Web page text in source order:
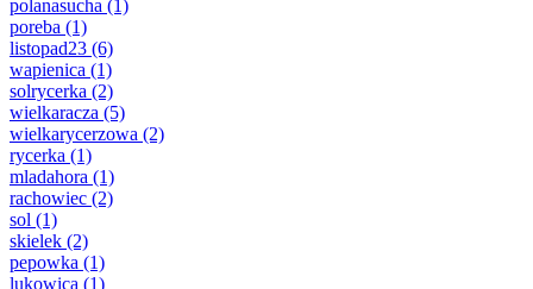
polanasucha (1)
poreba (1)
listopad23 (6)
wapienica (1)
solrycerka (2)
wielkaracza (5)
wielkarycerzowa (2)
rycerka (1)
mladahora (1)
rachowiec (2)
sol (1)
skielek (2)
pepowka (1)
lukowica (1)